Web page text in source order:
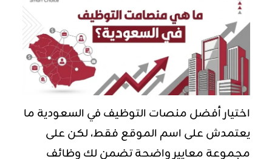
اختيار أفضل منصات التوظيف في السعودية ما
يعتمدش على اسم الموقع فقط، لكن على
مجموعة معايير واضحة تضمن لك وظائف